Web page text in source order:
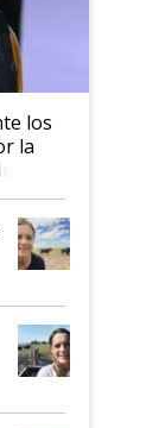
los
la
de
un